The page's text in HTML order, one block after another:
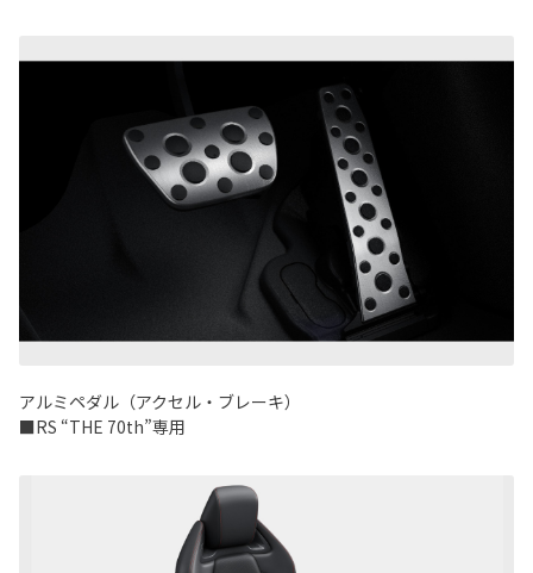
アルミペダル（アクセル・ブレーキ）
■RS “THE 70th”専用